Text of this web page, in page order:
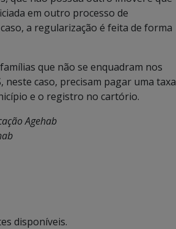
em outro processo de
a regularização é feita de forma
que não se enquadram nos
neste caso, precisam pagar uma taxa
e o registro no cartório.
Agehab
disponíveis.